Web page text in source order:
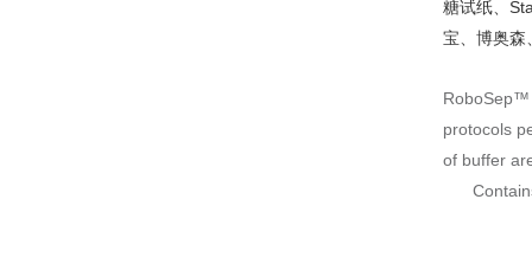
糖试纸、
宝、博奥森
RoboSep™
protocols
of buffer